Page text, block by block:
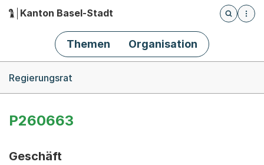
Hauptnavigation
Kanton Basel-Stadt
Öffnet
Themen Organisation
Regierungsrat
P260663
Geschäft